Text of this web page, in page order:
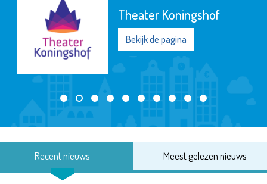
Theater Koningshof
Bekijk de pagina
Recent nieuws Meest gelezen nieuws